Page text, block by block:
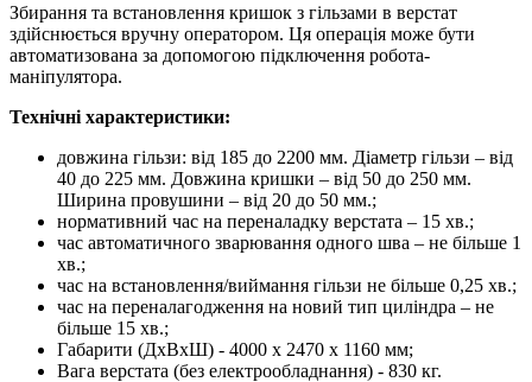
Збирання та встановлення кришок з гільзами в верстат
здійснюється вручну оператором. Ця операція може бути
автоматизована за допомогою підключення робота-
маніпулятора.
Технічні характеристики:
довжина гільзи: від 185 до 2200 мм. Діаметр гільзи – від
40 до 225 мм. Довжина кришки – від 50 до 250 мм.
Ширина провушини – від 20 до 50 мм.;
нормативний час на переналадку верстата – 15 хв.;
час автоматичного зварювання одного шва – не більше 1
хв.;
час на встановлення/виймання гільзи не більше 0,25 хв.;
час на переналагодження на новий тип циліндра – не
більше 15 хв.;
Габарити (ДхВхШ) - 4000 х 2470 х 1160 мм;
Вага верстата (без електрообладнання) - 830 кг.